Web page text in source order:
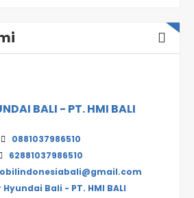
BALI - PT. HMI BALI
0881037986510
62881037986510
Hyundai Bali - PT. HMI BALI